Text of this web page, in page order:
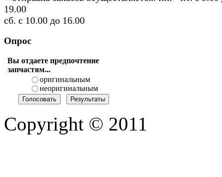
19.00
сб. с 10.00 до 16.00
Опрос
Вы отдаете предпочтение
запчастям...
оригинальным
неоригинальным
Copyright © 2011